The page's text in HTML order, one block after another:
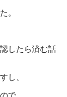
。
したら済む話
し、
で、